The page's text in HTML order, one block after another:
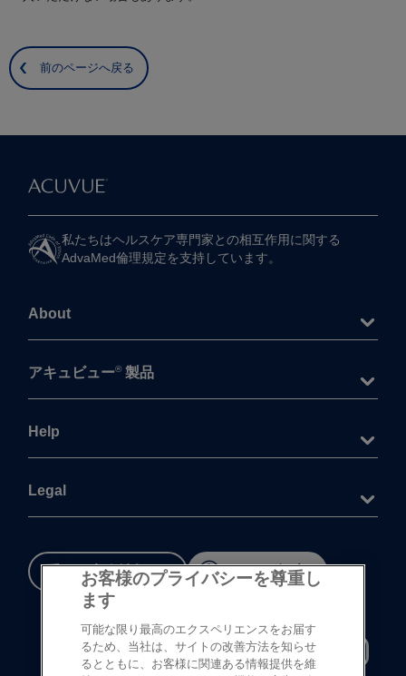
前のページへ戻る
私たちは​ヘルスケア専門家との​相互作用に​関する​
AdvaMed倫理規定を​支持しています。
About
アキュビュー® 製品
Help
Legal
重要な​安全情報 Cookie 設定
お客様のプライバシーを尊重し
ます
可能な限り最高のエクスペリエンスをお届す
るため、当社は、サイトの改善方法を知らせ
るとともに、お客様に関連ある情報提供を維